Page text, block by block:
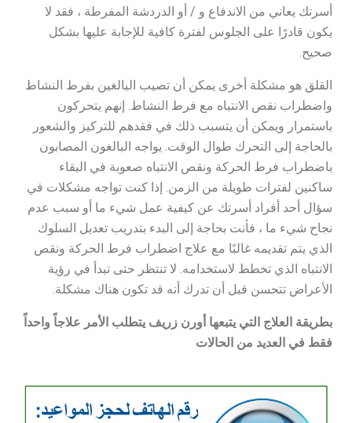
أسرتك يعاني من الاندفاع و / أو الدردشة المفرطة ، فقد لا
يكون قادرًا على الجلوس لفترة كافية للإجابة عليها بشكل
صحيح.
القلق هو مشكلة أخرى يمكن أن تصيب البالغين بفرط النشاط
واضطراب نقص الانتباه مع فرط النشاط. إنهم يتحركون
باستمرار ويمكن أن يتسبب ذلك في فقدهم للتركيز والشعور
بالحاجة إلى التحرك طوال الوقت. يواجه البالغون المصابون
باضطراب فرط الحركة ونقص الانتباه صعوبة في البقاء
ساكنين لفترات طويلة من الزمن. إذا كنت تواجه مشكلات في
سؤال أحد أفراد أسرتك عن كيفية عمل شيء ما أو سبب عدم
نجاح شيء ما ، فأنت بحاجة إلى البدء بتدريب تعديل السلوك
الذي يتم تقديمه غالبًا مع علاج اضطراب فرط الحركة ونقص
الانتباه الذي تخطط لاستخدامه. لا تنتظر حتى تبدأ في رؤية
الأعراض تتحسن قبل أن تدرك أنه قد تكون هناك مشكلة.
بطريقة العلاج التي يتبعها أورن زريف يتطلب الأمر علاجاً واحداً
فقط في العديد من الحالات